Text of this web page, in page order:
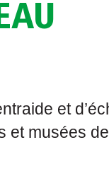
et
et musées